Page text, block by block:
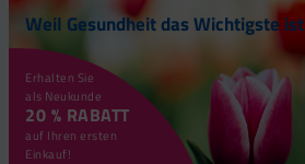
Weil Gesundheit das Wichtigste
Erhalten Sie
als Neukunde
20 % RABATT
auf Ihren ersten
Einkauf!